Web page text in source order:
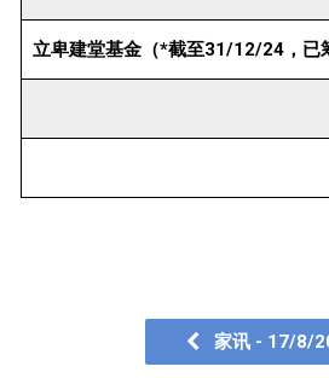
立卑建堂基金（*截至31/12/24，已
家讯 - 17/8/